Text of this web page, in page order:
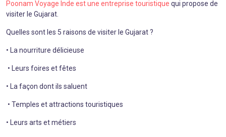
Poonam Voyage Inde est une entreprise touristique qui propose de
visiter le Gujarat.
Quelles sont les 5 raisons de visiter le Gujarat ?
• La nourriture délicieuse
• Leurs foires et fêtes
• La façon dont ils saluent
• Temples et attractions touristiques
• Leurs arts et métiers